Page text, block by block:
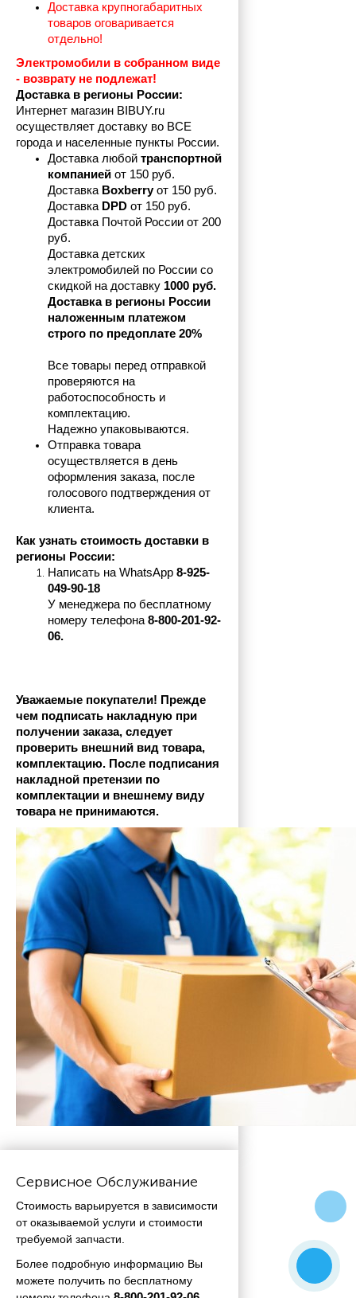
Доставка крупногабаритных
товаров оговаривается
отдельно!
Электромобили в собранном виде
- возврату не подлежат!
Доставка в регионы России:
Интернет магазин BIBUY.ru
осуществляет доставку во ВСЕ
города и населенные пункты России.
Доставка любой транспортной
компанией от 150 руб.
Доставка Boxberry от 150 руб.
Доставка DPD от 150 руб.
Доставка Почтой России от 200
руб.
Доставка детских
электромобилей по России со
скидкой на доставку 1000 руб.
Доставка в регионы России
наложенным платежом
строго по предоплате 20%
Все товары перед отправкой
проверяются на
работоспособность и
комплектацию.
Надежно упаковываются.
Отправка товара
осуществляется в день
оформления заказа, после
голосового подтверждения от
клиента.
Как узнать стоимость доставки в
регионы России:
Написать на WhatsApp 8-925-
049-90-18
У менеджера по бесплатному
номеру телефона 8-800-201-92-
06.
Уважаемые покупатели! Прежде
чем подписать накладную при
получении заказа, следует
проверить внешний вид товара,
комплектацию. После подписания
накладной претензии по
комплектации и внешнему виду
товара не принимаются.
Сервисное Обслуживание
Стоимость варьируется в зависимости
от оказываемой услуги и стоимости
требуемой запчасти.
Более подробную информацию Вы
можете получить по бесплатному